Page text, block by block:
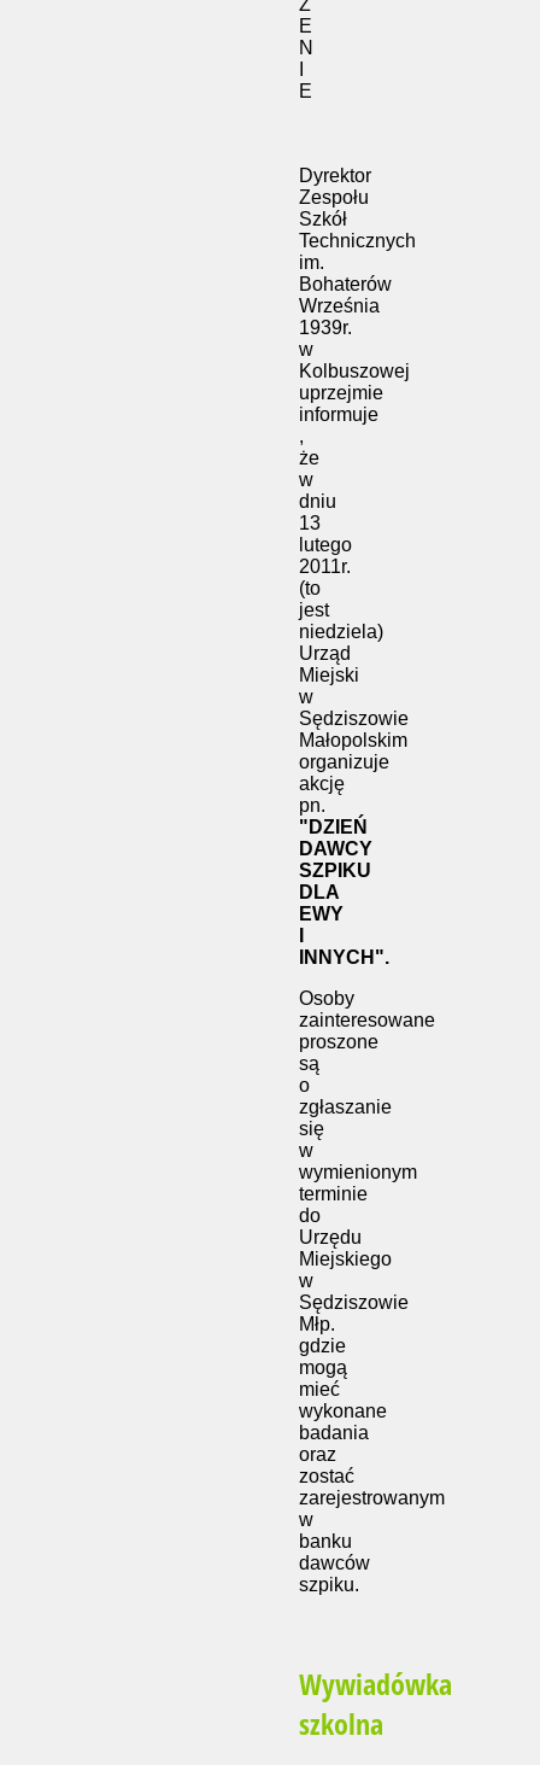
Z
E
N
E
Dyrektor
Zespołu
Szkół
Technicznych
im.
Bohaterów
Września
1939r.
w
Kolbuszowej
uprzejmie
informuje
,
że
w
dniu
13
lutego
2011r.
(to
jest
niedziela)
Urząd
Miejski
w
Sędziszowie
Małopolskim
organizuje
akcję
pn.
"DZIEŃ
DAWCY
SZPIKU
DLA
EWY
INNYCH".
Osoby
zainteresowane
proszone
są
o
zgłaszanie
się
w
wymienionym
terminie
do
Urzędu
Miejskiego
w
Sędziszowie
Młp.
gdzie
mogą
mieć
wykonane
badania
oraz
zostać
zarejestrowanym
w
banku
dawców
szpiku.
Wywiadówka
szkolna